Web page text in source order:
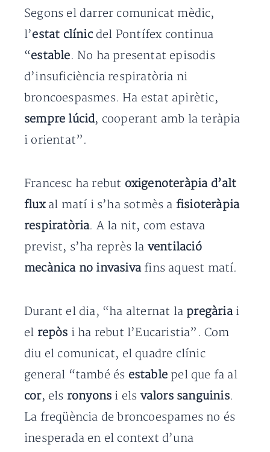
Segons el darrer comunicat mèdic,
l’estat clínicdel Pontífex continua
“estable. No ha presentat episodis
d’insuficiència respiratòria ni
broncoespasmes. Ha estat apirètic,
sempre lúcid, cooperant amb la teràpia
i orientat”.
Francesc ha rebut oxigenoteràpia d’alt
fluxal matí i s’ha sotmès a fisioteràpia
respiratòria. A la nit, com estava
previst, s’ha reprès la ventilació
mecànica no invasivafins aquest matí.
Durant el dia, “ha alternat la pregària i
el repòs i ha rebut l’Eucaristia”. Com
diu el comunicat, el quadre clínic
general “també és estable pel que fa al
cor, els ronyons i els valors sanguinis.
La freqüència de broncoespames no és
inesperada en el context d’una